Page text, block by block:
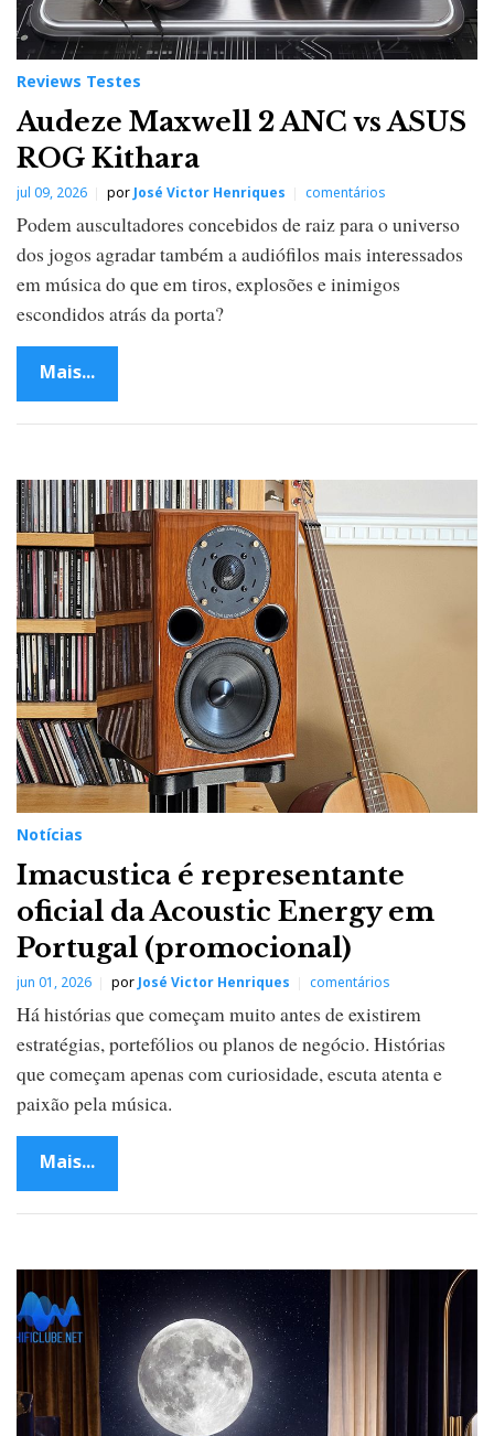
Reviews Testes
Audeze Maxwell 2 ANC vs ASUS
ROG Kithara
jul 09, 2026 por José Victor Henriques comentários
Podem auscultadores concebidos de raiz para o universo
dos jogos agradar também a audiófilos mais interessados
em música do que em tiros, explosões e inimigos
escondidos atrás da porta?
Mais...
Notícias
Imacustica é representante
oficial da Acoustic Energy em
Portugal (promocional)
jun 01, 2026 por José Victor Henriques comentários
Há histórias que começam muito antes de existirem
estratégias, portefólios ou planos de negócio. Histórias
que começam apenas com curiosidade, escuta atenta e
paixão pela música.
Mais...